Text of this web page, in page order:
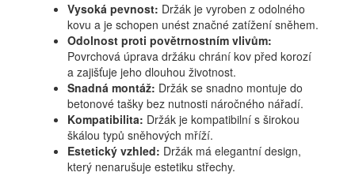
Vysoká pevnost: Držák je vyroben z odolného
kovu a je schopen unést značné zatížení sněhem.
Odolnost proti povětrnostním vlivům:
Povrchová úprava držáku chrání kov před korozí
a zajišťuje jeho dlouhou životnost.
Snadná montáž: Držák se snadno montuje do
betonové tašky bez nutnosti náročného nářadí.
Kompatibilita: Držák je kompatibilní s širokou
škálou typů sněhových mříží.
Estetický vzhled: Držák má elegantní design,
který nenarušuje estetiku střechy.